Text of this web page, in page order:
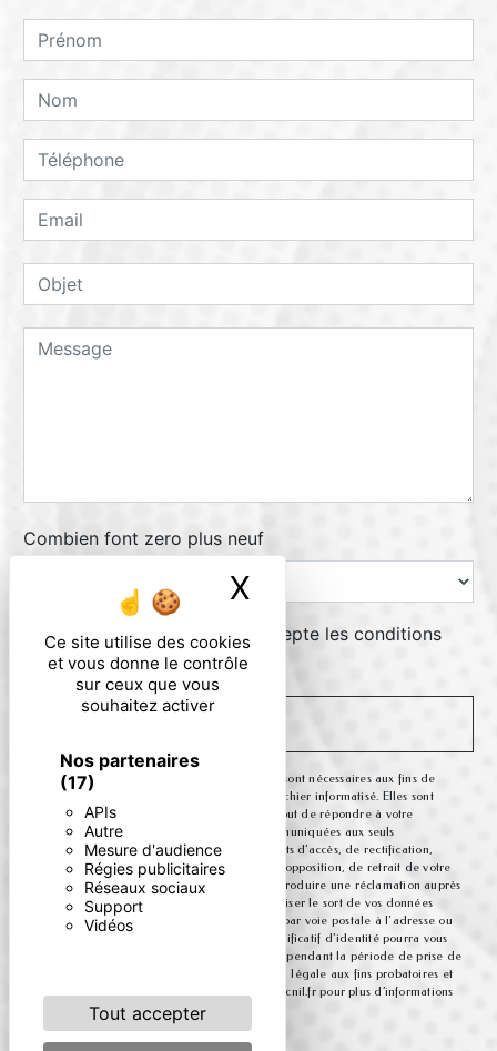
Ce site utilise des cookies
et vous donne le contrôle
sur ceux que vous
souhaitez activer
Nos partenaires
(17)
APIs
Autre
Mesure d'audience
Régies publicitaires
Réseaux sociaux
Support
Vidéos
Tout accepter
X Masquer le
Combien font zero plus neuf
En cochant cette case, j'accepte les conditions
particulières ci-dessous **
** Les données personnelles communiquées sont nécessaires aux fins de
vous contacter et sont enregistrées dans un fichier informatisé. Elles sont
destinées à et ses sous-traitants dans le seul but de répondre à votre
message. Les données collectées seront communiquées aux seuls
destinataires suivants: . Vous disposez de droits d’accès, de rectification,
d’effacement, de portabilité, de limitation, d’opposition, de retrait de votre
consentement à tout moment et du droit d’introduire une réclamation auprès
d’une autorité de contrôle, ainsi que d’organiser le sort de vos données
post-mortem. Vous pouvez exercer ces droits par voie postale à l'adresse ou
par courrier électronique à l'adresse . Un justificatif d'identité pourra vous
être demandé. Nous conservons vos données pendant la période de prise de
contact puis pendant la durée de prescription légale aux fins probatoires et
de gestion des contentieux. Consultez le site cnil.fr pour plus d’informations
sur vos droits.